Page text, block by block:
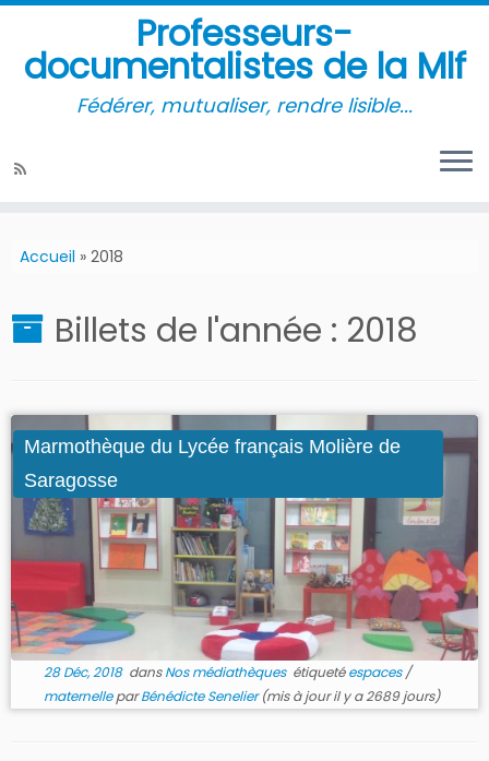
Professeurs-
documentalistes de la Mlf
Fédérer, mutualiser, rendre lisible...
Accueil » 2018
Billets de l'année : 2018
Marmothèque du Lycée français Molière de
Saragosse
28 Déc, 2018dansNos médiathèques étiquetéespaces/
maternelleparBénédicte Senelier(mis à jour il y a 2689 jours)